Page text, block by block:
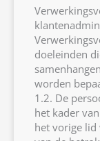
doeleinden
worden
1.2. De
het kader
het vorige lid